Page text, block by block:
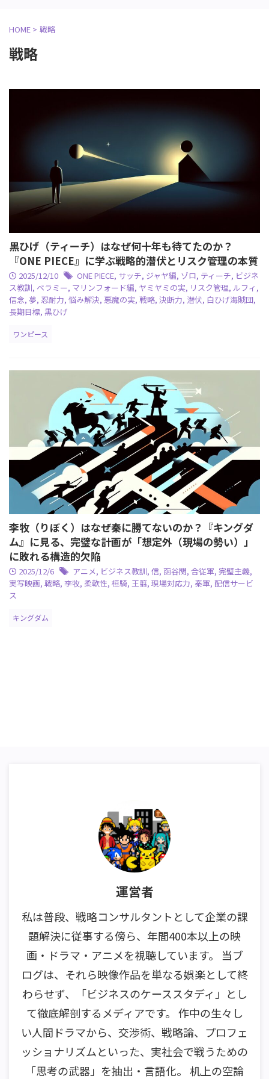
HOME > 戦略
戦略
黒ひげ（ティーチ）はなぜ何十年も待てたのか？
『ONE PIECE』に学ぶ戦略的潜伏とリスク管理の本質
2025/12/10 ONE PIECE, サッチ, ジャヤ編, ゾロ, ティーチ, ビジネ
ス教訓, ベラミー, マリンフォード編, ヤミヤミの実, リスク管理, ルフィ ,
信念, 夢, 忍耐力, 悩み解決, 悪魔の実, 戦略, 決断力, 潜伏, 白ひげ海賊団,
長期目標, 黒ひげ
ワンピース
李牧（りぼく）はなぜ秦に勝てないのか？『キングダ
ム』に見る、完璧な計画が「想定外（現場の勢い）」
に敗れる構造的欠陥
2025/12/6 アニメ, ビジネス教訓, 信, 函谷関, 合従軍, 完璧主義,
実写映画, 戦略, 李牧, 柔軟性, 桓騎, 王翦, 現場対応力, 秦軍, 配信サービ
ス
キングダム
運営者
私は普段、戦略コンサルタントとして企業の課
題解決に従事する傍ら、年間400本以上の映
画・ドラマ・アニメを視聴しています。 当ブ
ログは、それら映像作品を単なる娯楽として終
わらせず、「ビジネスのケーススタディ」とし
て徹底解剖するメディアです。 作中の生々し
い人間ドラマから、交渉術、戦略論、プロフェ
ッショナリズムといった、実社会で戦うための
「思考の武器」を抽出・言語化。 机上の空論